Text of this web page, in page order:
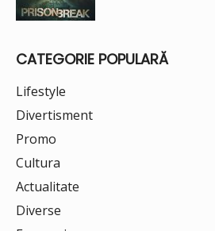
CATEGORIE POPULARĂ
Lifestyle
Divertisment
Promo
Cultura
Actualitate
Diverse